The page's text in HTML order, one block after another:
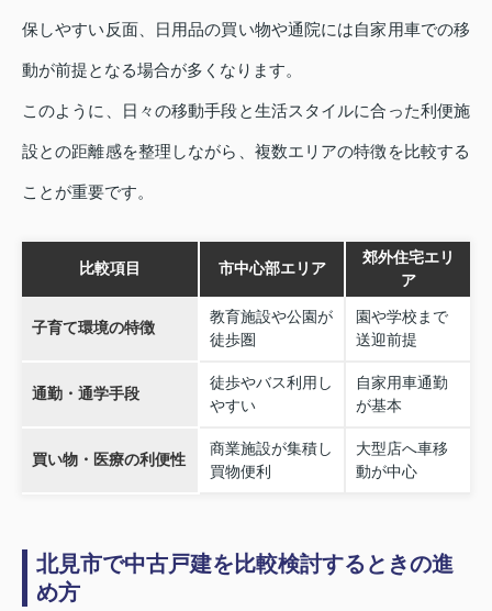
保しやすい反面、日用品の買い物や通院には自家用車での移
動が前提となる場合が多くなります。
このように、日々の移動手段と生活スタイルに合った利便施
設との距離感を整理しながら、複数エリアの特徴を比較する
ことが重要です。
比較項目 市中心部エリア
郊外住宅エリ
ア
子育て環境の特徴
教育施設や公園が
徒歩圏
園や学校まで
送迎前提
通勤・通学手段
徒歩やバス利用し
やすい
自家用車通勤
が基本
買い物・医療の利便性
商業施設が集積し
買物便利
大型店へ車移
動が中心
北見市で中古戸建を比較検討するときの進
め方